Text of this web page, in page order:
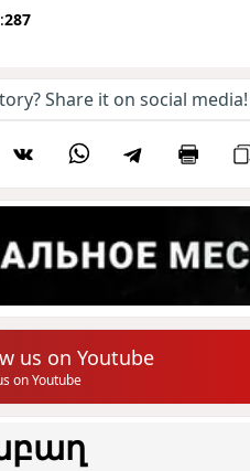
287
Share it on social media!
us on Youtube
on Youtube